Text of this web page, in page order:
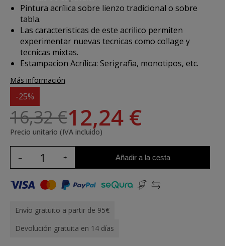
Pintura acrílica sobre lienzo tradicional o sobre
tabla.
Las caracteristicas de este acrilico permiten
experimentar nuevas tecnicas como collage y
tecnicas mixtas.
Estampacion Acrílica: Serigrafia, monotipos, etc.
Más información
-25%
16,32 €12,24 €
Precio unitario (IVA incluido)
Añadir a la cesta
Envío gratuito a partir de 95€
Devolución gratuita en 14 días